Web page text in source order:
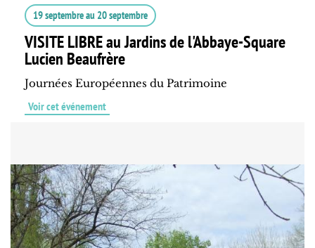
19 septembreau 20 septembre
VISITE LIBRE au Jardins de l'Abbaye-Square
Lucien Beaufrère
Journées Européennes du Patrimoine
Voir cet événement